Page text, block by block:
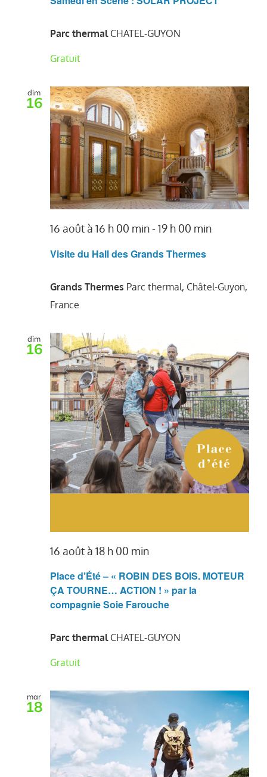
Parc thermal CHATEL-GUYON
Gratuit
dim
16
Visite du Hall des Grands Thermes
16 août à 16 h 00 min-19 h 00 min
Grands Thermes Parc thermal, Châtel-Guyon,
France
dim
16
Place d’Été – « ROBIN DES BOIS. MOTEUR
ÇA TOURNE… ACTION ! » par la
compagnie Soie Farouche
16 août à 18 h 00 min
Parc thermal CHATEL-GUYON
Gratuit
mar
18